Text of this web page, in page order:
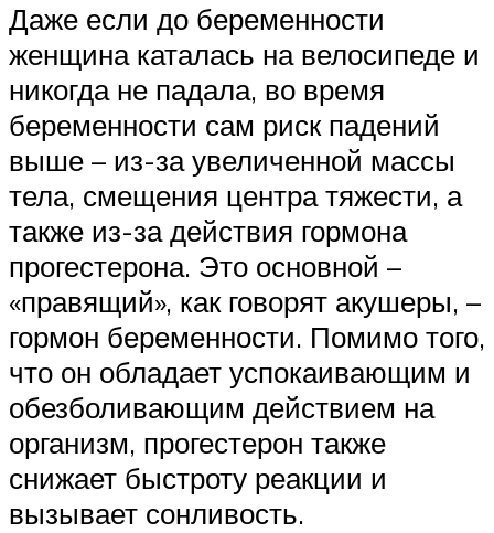
Даже если до беременности
женщина каталась на велосипеде и
никогда не падала, во время
беременности сам риск падений
выше – из-за увеличенной массы
тела, смещения центра тяжести, а
также из-за действия гормона
прогестерона. Это основной –
«правящий», как говорят акушеры, –
гормон беременности. Помимо того,
что он обладает успокаивающим и
обезболивающим действием на
организм, прогестерон также
снижает быстроту реакции и
вызывает сонливость.